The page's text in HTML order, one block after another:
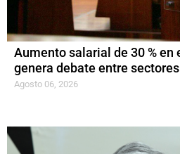
Aumento salarial de 30 % en
genera debate entre
Agosto 06, 2026